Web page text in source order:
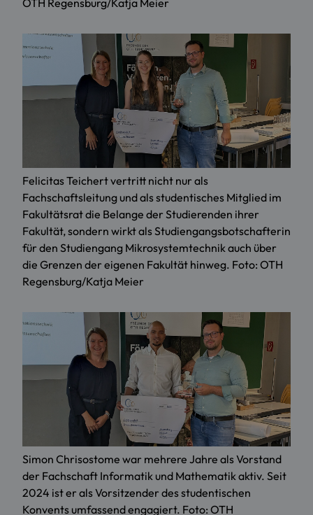
OTH Regensburg/Katja Meier
Felicitas Teichert vertritt nicht nur als
Fachschaftsleitung und als studentisches Mitglied im
Fakultätsrat die Belange der Studierenden ihrer
Fakultät, sondern wirkt als Studiengangsbotschafterin
für den Studiengang Mikrosystemtechnik auch über
die Grenzen der eigenen Fakultät hinweg. Foto: OTH
Regensburg/Katja Meier
Simon Chrisostome war mehrere Jahre als Vorstand
der Fachschaft Informatik und Mathematik aktiv. Seit
2024 ist er als Vorsitzender des studentischen
Konvents umfassend engagiert. Foto: OTH